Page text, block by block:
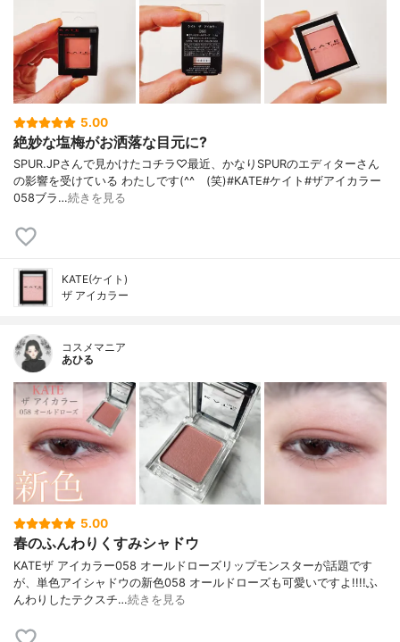
5.00
絶妙な塩梅がお洒落な目元に?
SPUR.JPさんで見かけたコチラ♡最近、かなりSPURのエディターさん
の影響を受けている わたしです(^^ゞ(笑)#KATE#ケイト#ザアイカラー
058ブラ…続きを見る
KATE(ケイト)
ザ アイカラー
コスメマニア
あひる
5.00
春のふんわりくすみシャドウ
KATEザ アイカラー058 オールドローズリップモンスターが話題です
が、単色アイシャドウの新色058 オールドローズも可愛いですよ!!!!ふ
んわりしたテクスチ…続きを見る